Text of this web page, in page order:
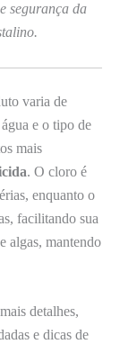
segurança da
varia de
e o tipo de
mais
. O cloro é
enquanto o
facilitando sua
algas, mantendo
detalhes,
e dicas de